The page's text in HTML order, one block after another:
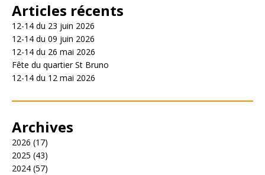
Articles récents
12-14 du 23 juin 2026
12-14 du 09 juin 2026
12-14 du 26 mai 2026
Fête du quartier St Bruno
12-14 du 12 mai 2026
Archives
2026 (17)
2025 (43)
2024 (57)